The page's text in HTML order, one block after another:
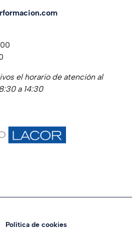
el horario de atención al
a 14:30
Política de cookies